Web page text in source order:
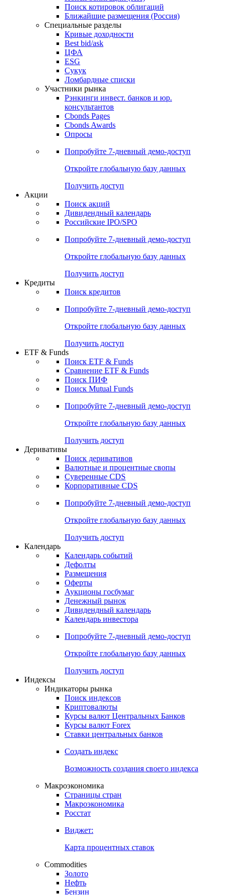
Облигации
Поиски
Поиск облигаций & Карты рынка
Поиск облигаций (ИИ)
Поиск котировок облигаций
Ближайшие размещения (Россия)
Специальные разделы
Кривые доходности
Best bid/ask
ЦФА
ESG
Сукук
Ломбардные списки
Участники рынка
Рэнкинги инвест. банков и юр.
Cbonds Pages
Опросы
Попробуйте7-дневный
Откройте глобальную базу данных
Получить доступ
Поиск акций
Российские IPO/SPO
Попробуйте7-дневный
Откройте глобальную базу данных
Получить доступ
Поиск кредитов
Попробуйте7-дневный
Откройте глобальную базу данных
Получить доступ
ETF & Funds
Сравнение ETF & Funds
Поиск Mutual Funds
Попробуйте7-дневный
Откройте глобальную базу данных
Получить доступ
Деривативы
Валютные и процентные свопы
Корпоративные CDS
Попробуйте7-дневный
Откройте глобальную базу данных
Получить доступ
Календарь
Календарь событий
Дефолты
Размещения
Оферты
Денежный рынок
Календарь инвестора
Попробуйте7-дневный
Откройте глобальную базу данных
Получить доступ
Индикаторы рынка
Поиск индексов
Курсы валют Центральных Банков
Ставки центральных банков
Создать индекс
Возможность создания своего индекса
Страницы стран
Росстат
Виджет:
Карта процентных ставок